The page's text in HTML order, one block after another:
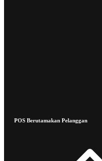
POS Berutamakan Pelanggan